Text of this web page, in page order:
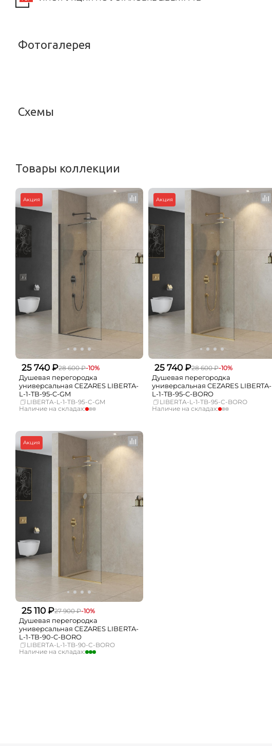
Фотогалерея
Схемы
Товары коллекции
Акция
25 740 ₽28 600 ₽-10%
Душевая перегородка
универсальная CEZARES LIBERTA-
L-1-TB-95-C-GM
LIBERTA-L-1-TB-95-C-GM
Наличие на складах:
Краснодар
Нет в наличии
Новосибирск
Нет в наличии
Екатеринбург
Нет в наличии
Самара
Нет в наличии
Акция
25 740 ₽28 600 ₽-10%
Душевая перегородка
универсальная CEZARES LIBERTA-
L-1-TB-95-C-BORO
LIBERTA-L-1-TB-95-C-BORO
Наличие на складах:
Акция
25 110 ₽27 900 ₽-10%
Душевая перегородка
универсальная CEZARES LIBERTA-
L-1-TB-90-C-BORO
LIBERTA-L-1-TB-90-C-BORO
Наличие на складах: